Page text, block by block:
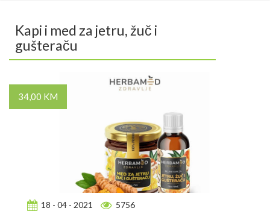
Kapi i med za jetru, žuč i
gušteraču
34,00 KM
18 - 04 - 2021 5756